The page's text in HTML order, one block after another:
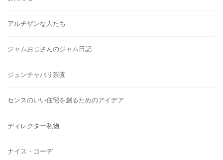
アルチザンな人たち
ジャムおじさんのジャム日記
ジュンチャバリ茶園
センスのいい住宅を創るためのアイデア
ディレクター私物
ナイス・コーデ